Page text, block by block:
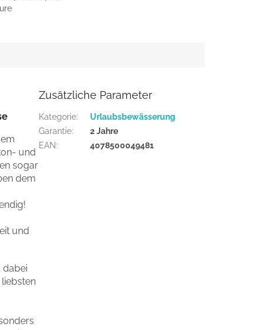
und
sogar
dem
und
dabei
Zusätzliche Parameter
Kategorie:
Urlaubsbewässerung
Garantie:
2 Jahre
EAN: 4078500049481